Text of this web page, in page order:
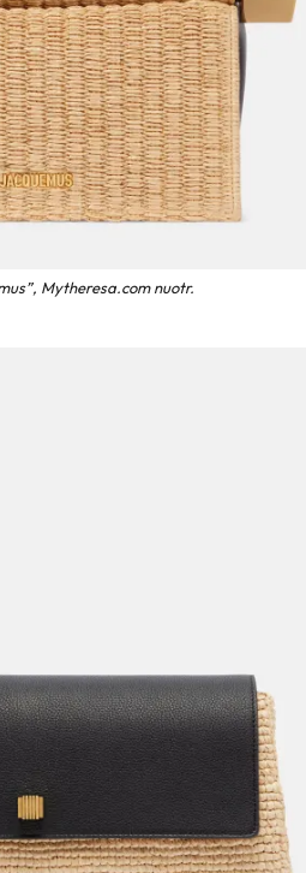
Mytheresa.com nuotr.